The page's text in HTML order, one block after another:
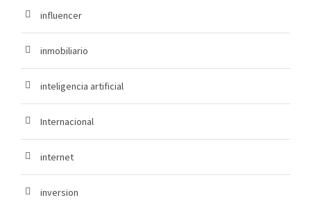
influencer
inmobiliario
inteligencia artificial
Internacional
internet
inversion